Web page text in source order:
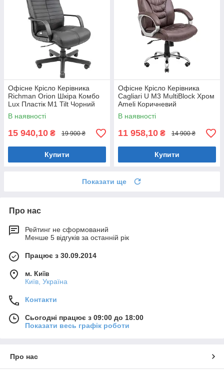
Офісне Крісло Керівника
Richman Orion Шкіра Комбо
Lux Пластік М1 Tilt Чорний
В наявності
15 940,10 ₴ 19 900 ₴
Купити
Офісне Крісло Керівника
Cagliari U М3 MultiBlock Хром
Ameli Коричневий
В наявності
11 958,10 ₴ 14 900 ₴
Купити
Показати ще
Про нас
Рейтинг не сформований
Менше 5 відгуків за останній рік
Працює з 30.09.2014
м. Київ
Київ, Україна
Контакти
Сьогодні працює з 09:00 до 18:00
Показати весь графік роботи
Про нас